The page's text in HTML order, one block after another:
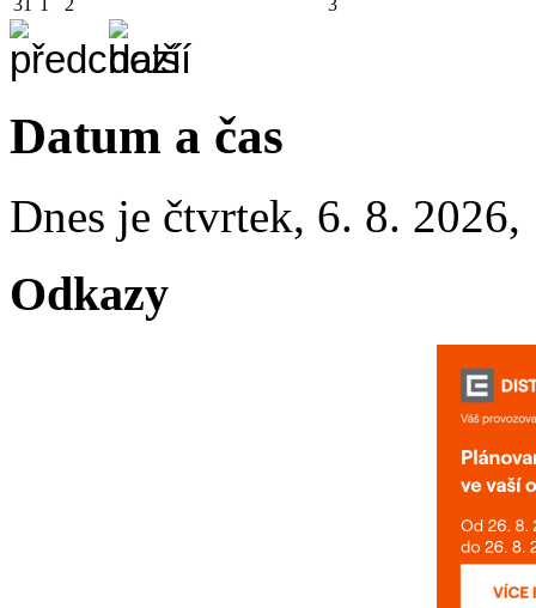
Datum a čas
Dnes je čtvrtek, 6. 8. 2026,
Odkazy